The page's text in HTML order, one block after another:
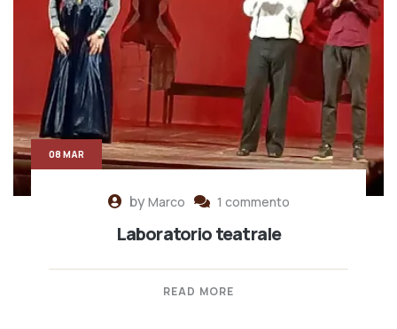
byMarco 1 commento
Laboratorio teatrale
READ MORE
08 MAR